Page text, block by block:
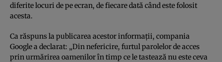
diferite locuri de pe ecran, de fiecare dată când este folosit
acesta.
Ca răspuns la publicarea acestor informaţii, compania
Google a declarat: „Din nefericire, furtul parolelor de acces
prin urmărirea oamenilor în timp ce le tastează nu este ceva